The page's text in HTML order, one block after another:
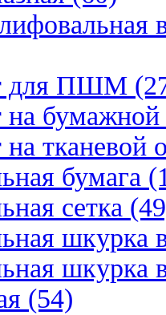
для ПШМ
бумажной
тканевой
бумага
сетка
шкурка
шкурка
(54)